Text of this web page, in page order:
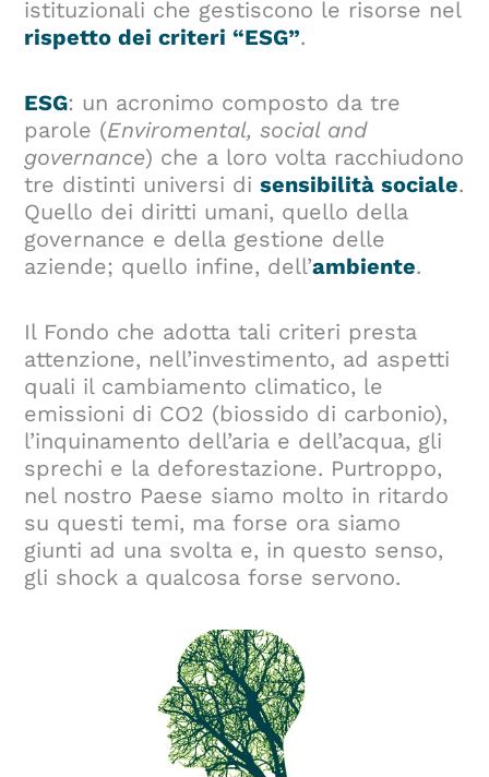
istituzionali che gestiscono le risorse nel
rispetto dei criteri “ESG”.
ESG: un acronimo composto da tre
parole (Enviromental, social and
governance) che a loro volta racchiudono
tre distinti universi disensibilità sociale.
Quello dei diritti umani, quello della
governance e della gestione delle
aziende; quello infine, dell’ambiente.
Il Fondo che adotta tali criteri presta
attenzione, nell’investimento, ad aspetti
quali il cambiamento climatico, le
emissioni di CO2 (biossido di carbonio),
l’inquinamento dell’aria e dell’acqua, gli
sprechi e la deforestazione. Purtroppo,
nel nostro Paese siamo molto in ritardo
su questi temi, ma forse ora siamo
giunti ad una svolta e, in questo senso,
gli shock a qualcosa forse servono.